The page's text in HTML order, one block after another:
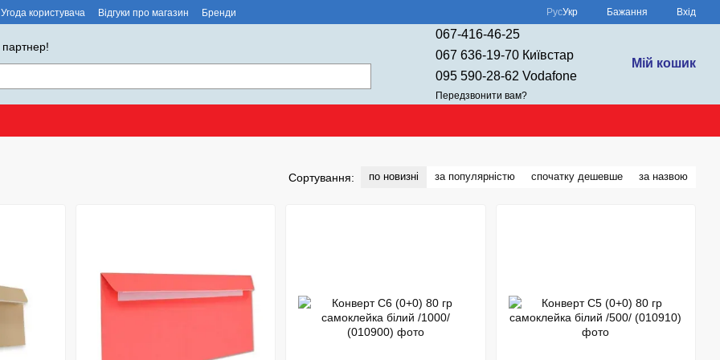
Угода користувача Відгуки про магазин Бренди РусУкр Бажання Вхід
067-416-46-25
067 636-19-70 Київстар
095 590-28-62 Vodafone
Передзвонити вам?
Мій кошик
Сортування: по новизні за популярністю спочатку дешевше за назвою